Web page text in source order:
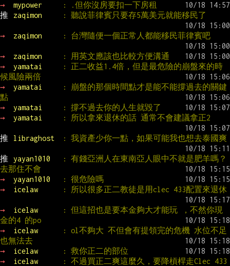
→
mypower
: .但你沒房要扣一下房租
推
zaqimon : 聽說菲律賓只要存5萬美元就能移民了
→ zaqimon : 台灣隨便一個正常人都能移民菲律賓吧
→ zaqimon
: 用英文應該也比較方便溝通
→
yamatai
: 正二收益1.4倍，但是最危險的崩盤來的時
候風險兩倍
→
yamatai
: 崩盤的那個時間點才是能不能撐過去的關鍵
點
→
yamatai
: 撐不過去你的人生就毀了
→
yamatai : 所以拿來退休的話 通常不會建議拿正2
推 libraghost : 我資產少你一點，如果可能我也想去泰國爽
推 yayan1010
: 有錢亞洲人在東南亞人眼中不就是肥羊嗎？
去那住不會
→
yayan1010
: 很危險嗎
→
icelaw : 所以很多正二教徒是用clec 433配置來退休
→ icelaw
: 但這招也是要本金夠大才能玩 ，不然你現
金的4 的po
→
icelaw
: ol不夠大 不但會有提領完的危機 水位不足
也無法去
→
icelaw
: 救你正二的部位
→
icelaw
: 不過買正二爽這麼久，要降槓桿走Clec 433